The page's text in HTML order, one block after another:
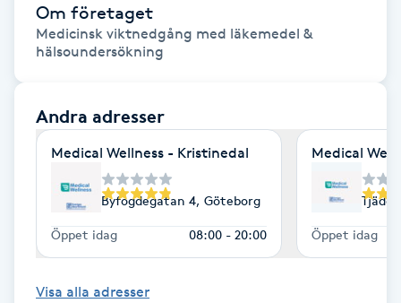
Frisör
Funktionsanalys
Färgning
Gel naglar
Om företaget
Medicinsk viktnedgång med läkemedel &
hälsoundersökning
Andra adresser
Medical Wellness - Kristinedal
Byfogdegatan 4, Göteborg
Öppet idag 08:00 - 20:00
Medical
Öppet idag
Visa alla adresser